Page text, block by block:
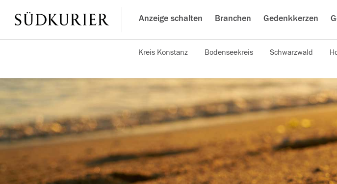
Anzeige schalten Branchen Gedenkkerzen
Kreis Konstanz Bodenseekreis Schwarzwald